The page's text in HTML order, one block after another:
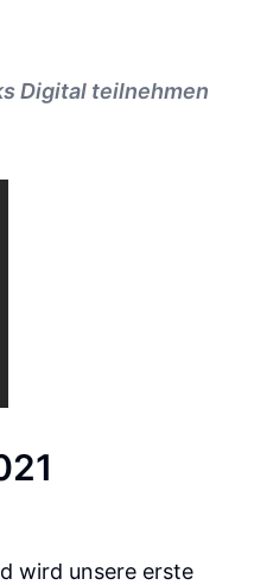
Digital teilnehmen
wird unsere erste